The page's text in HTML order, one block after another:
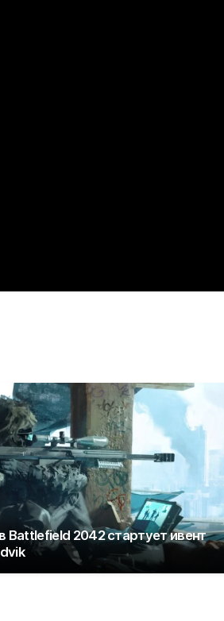
Battlefield 2042 стартует ивент